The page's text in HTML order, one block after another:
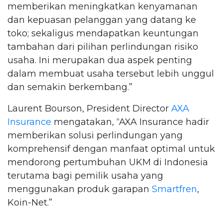
memberikan meningkatkan kenyamanan
dan kepuasan pelanggan yang datang ke
toko; sekaligus mendapatkan keuntungan
tambahan dari pilihan perlindungan risiko
usaha. Ini merupakan dua aspek penting
dalam membuat usaha tersebut lebih unggul
dan semakin berkembang.”
Laurent Bourson, President Director AXA
Insurance mengatakan, “AXA Insurance hadir
memberikan solusi perlindungan yang
komprehensif dengan manfaat optimal untuk
mendorong pertumbuhan UKM di Indonesia
terutama bagi pemilik usaha yang
menggunakan produk garapan Smartfren,
Koin-Net.”